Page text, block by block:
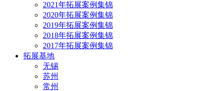
2021年拓展案例集锦
2020年拓展案例集锦
2019年拓展案例集锦
2018年拓展案例集锦
2017年拓展案例集锦
拓展基地
无锡
苏州
常州